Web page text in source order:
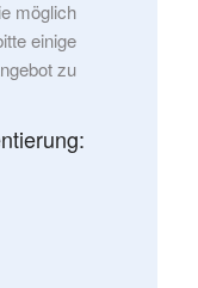
möglich
einige
zu